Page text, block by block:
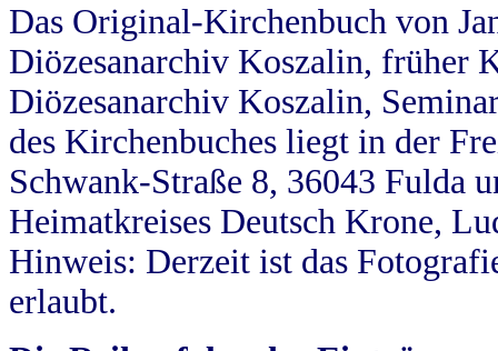
Das Original-Kirchenbuch von
Diözesanarchiv Koszalin, früher
Diözesanarchiv Koszalin,
des Kirchenbuches liegt in der
Schwank-Straße 8, 36043 Fulda
Heimatkreises Deutsch Krone,
Hinweis: Derzeit ist das
erlaubt.